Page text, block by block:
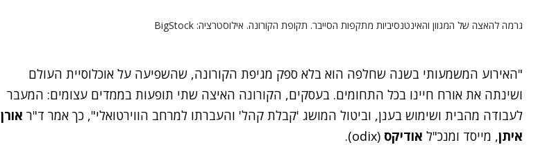
גרמה להאצה של המגוון והאינטנסיביות מתקפות הסייבר. תקופת הקורונה. אילוסטרציה: BigStock
"האירוע המשמעותי בשנה שחלפה הוא בלא ספק מגיפת הקורונה, שהשפיעה על אוכלוסיית העולם
ושינתה את אורח חיינו בכל התחומים. בעסקים, הקורונה האיצה שתי תופעות בממדים עצומים: המעבר
לעבודה מהבית ושימוש בענן, וביטול המושג 'קבלת קהל' והעברתו למרחב הווירטואלי", כך אמר ד"ר אורן
איתן, מייסד ומנכ"ל אודיקס (odix).